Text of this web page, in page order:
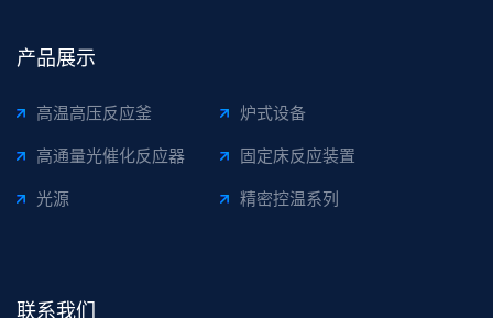
产品展示
高温高压反应釜 炉式设备
高通量光催化反应器 固定床反应装置
光源 精密控温系列
联系我们